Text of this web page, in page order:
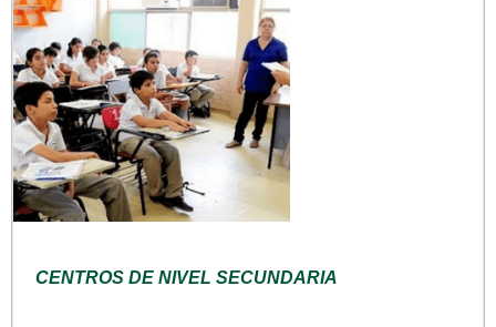
CENTROS DE NIVEL SECUNDARIA